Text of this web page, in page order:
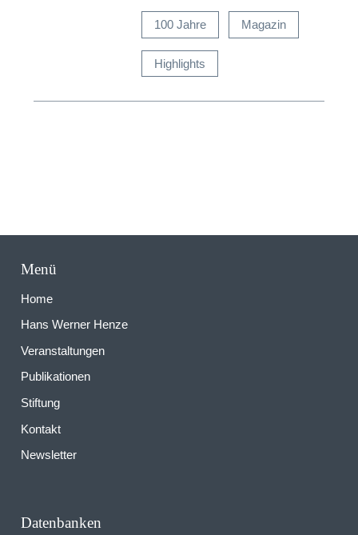
100 Jahre Magazin
Highlights
Menü
Home
Hans Werner Henze
Veranstaltungen
Publikationen
Stiftung
Kontakt
Newsletter
Datenbanken